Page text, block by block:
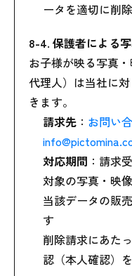
ータを適切に削
8-4. 保護者による
お子様が映る写真
代理人）は当社に
きます。
請求先 ： お問い
対応期間 ：請求
対象の写真・映
当該データの販
す
削除請求にあた
認（本人確認）